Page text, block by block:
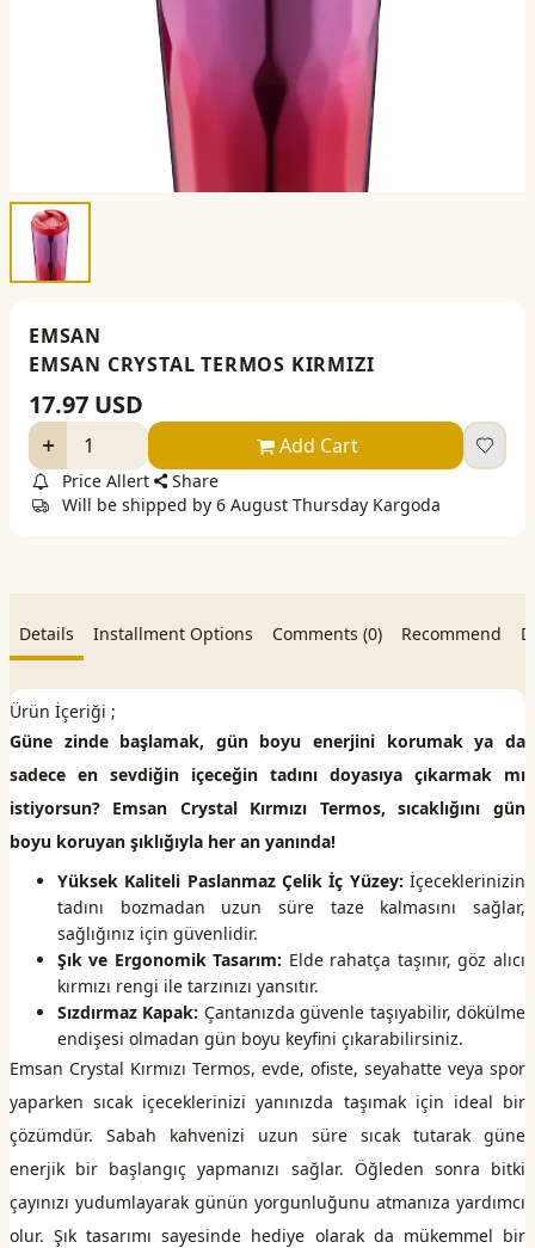
EMSAN
EMSAN CRYSTAL TERMOS KIRMIZI
17.97 USD
Add Cart
Price Allert
Share
Will be shipped by 6 August Thursday Kargoda
Details Installment Options Comments (0) Recommend
Ürün İçeriği ;
Güne zinde başlamak, gün boyu enerjini korumak ya da
sadece en sevdiğin içeceğin tadını doyasıya çıkarmak mı
istiyorsun? Emsan Crystal Kırmızı Termos, sıcaklığını gün
boyu koruyan şıklığıyla her an yanında!
Yüksek Kaliteli Paslanmaz Çelik İç Yüzey: İçeceklerinizin
tadını bozmadan uzun süre taze kalmasını sağlar,
sağlığınız için güvenlidir.
Şık ve Ergonomik Tasarım: Elde rahatça taşınır, göz alıcı
kırmızı rengi ile tarzınızı yansıtır.
Sızdırmaz Kapak: Çantanızda güvenle taşıyabilir, dökülme
endişesi olmadan gün boyu keyfini çıkarabilirsiniz.
Emsan Crystal Kırmızı Termos, evde, ofiste, seyahatte veya spor
yaparken sıcak içeceklerinizi yanınızda taşımak için ideal bir
çözümdür. Sabah kahvenizi uzun süre sıcak tutarak güne
enerjik bir başlangıç yapmanızı sağlar. Öğleden sonra bitki
çayınızı yudumlayarak günün yorgunluğunu atmanıza yardımcı
olur. Şık tasarımı sayesinde hediye olarak da mükemmel bir